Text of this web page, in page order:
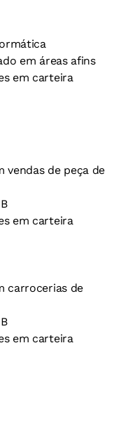
em áreas afins
em carteira
vendas de peça de
em carteira
carrocerias de
em carteira